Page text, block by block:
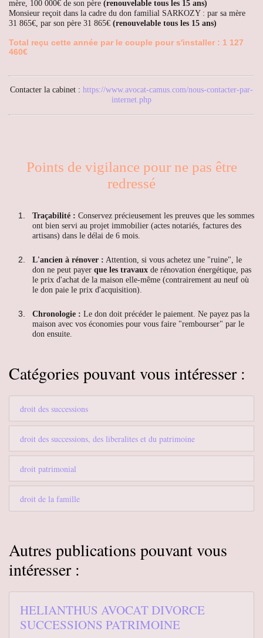
mère, 100 000€ de son père (renouvelable tous les 15 ans)
Monsieur reçoit dans la cadre du don familial SARKOZY : par sa mère
31 865€, par son père 31 865€ (renouvelable tous les 15 ans)
Total reçu cette année par le couple pour s'installer : 1 127
460€
Contacter la cabinet : https://www.avocat-camus.com/nous-contacter-par-
internet.php
Points de vigilance pour ne pas être
redressé
Traçabilité : Conservez précieusement les preuves que les sommes
ont bien servi au projet immobilier (actes notariés, factures des
artisans) dans le délai de 6 mois.
L'ancien à rénover : Attention, si vous achetez une "ruine", le
don ne peut payer que les travaux de rénovation énergétique, pas
le prix d'achat de la maison elle-même (contrairement au neuf où
le don paie le prix d'acquisition).
Chronologie : Le don doit précéder le paiement. Ne payez pas la
maison avec vos économies pour vous faire "rembourser" par le
don ensuite.
Catégories pouvant vous intéresser :
droit des successions
droit des successions, des liberalites et du patrimoine
droit patrimonial
droit de la famille
Autres publications pouvant vous
intéresser :
HELIANTHUS AVOCAT DIVORCE
SUCCESSIONS PATRIMOINE